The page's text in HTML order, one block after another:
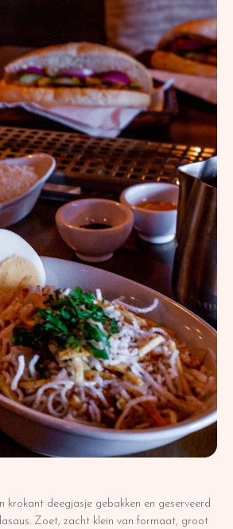
krokant deegjasje gebakken en geserveerd
Zoet, zacht klein van formaat, groot